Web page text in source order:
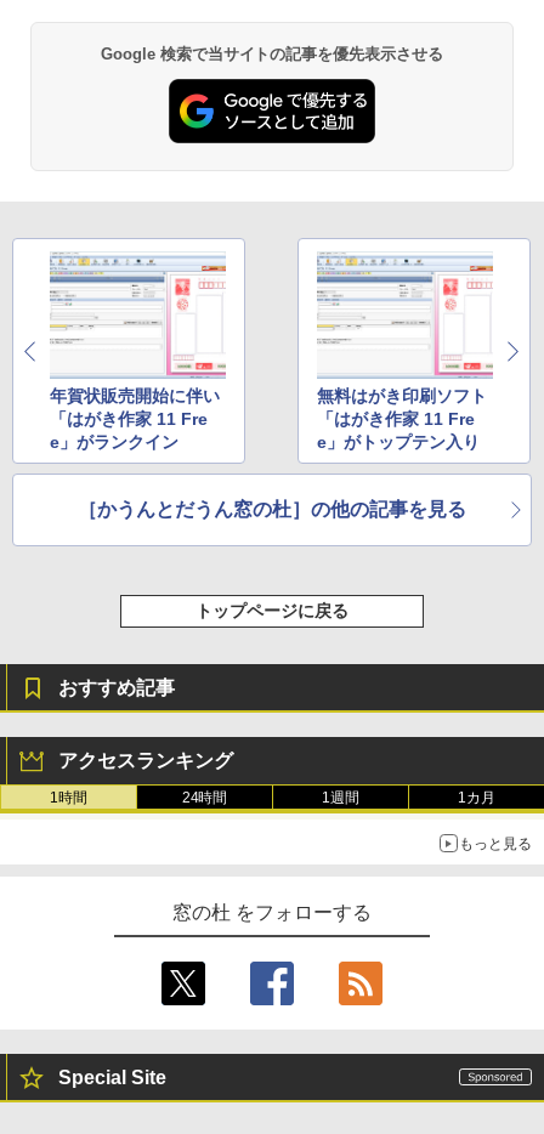
￥22,980
Amazon Kindle - 目に優しい、かさばら
ない、大きな画面で読みやすい、6週間持
￥16,980
Kindle Paperwhite シグニチャーエディ
ション (32GB) 7インチディスプレイ、明
るさ自動調整、色調調節ライト、12週間
持続バッテリー、広告なし、メタリック
ブラック
Amazon Kindle Colorsoft | 16GBストレ
イ、色調調節ライト、最大8週間持続バッ
売)
New Amazon Kindle Scribe Colorsoft |
レージ、ノート機能搭載、明るさ自動調
整、色調調節ライト、プレミアムペン付
き、グラファイト
Google 検索で当サイトの記事を優先表示させる
年賀状販売開始に伴い
「はがき作家 11 Fre
e」がランクイン
無料はがき印刷ソフト
「はがき作家 11 Fre
e」がトップテン入り
［かうんとだうん窓の杜］の他の記事を見る
トップページに戻る
おすすめ記事
アクセスランキング
1時間 24時間 1週間 1カ月
もっと見る
窓の杜 をフォローする
Special Site